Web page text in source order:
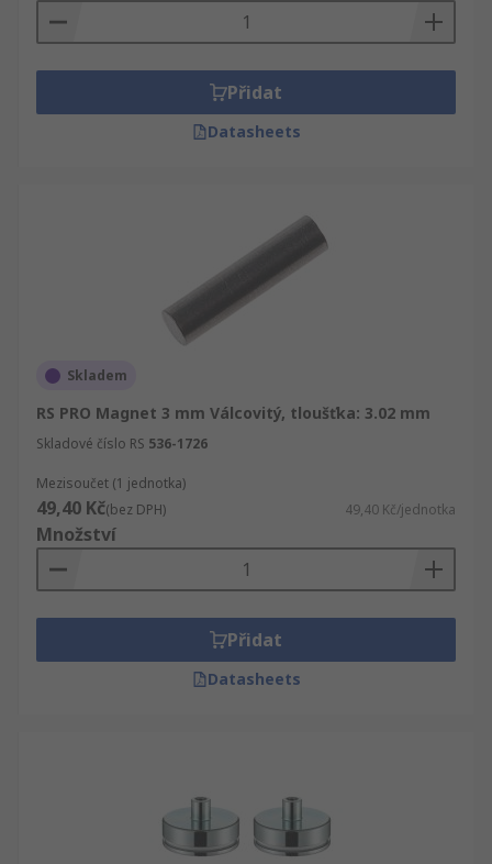
Přidat
Datasheets
Skladem
RS PRO Magnet 3 mm Válcovitý, tloušťka: 3.02 mm
Skladové číslo RS 536-1726
Mezisoučet (1 jednotka)
49,40 Kč(bez DPH) 49,40 Kč/jednotka
Množství
Přidat
Datasheets